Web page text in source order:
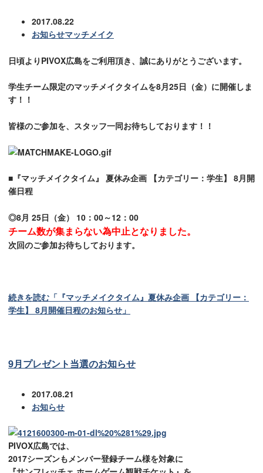
2017.08.22
お知らせマッチメイク
日頃よりPIVOX広島をご利用頂き、誠にありがとうございます。
学生チーム限定のマッチメイクタイムを8月25日（金）に開催しま
す！！
皆様のご参加を、スタッフ一同お待ちしております！！
■『マッチメイクタイム』 夏休み企画 【カテゴリー：学生】 8月開
催日程
◎8月 25日（金） 10：00～12：00
チーム数が集まらない為中止となりました。
次回のご参加お待ちしております。
続きを読む「『マッチメイクタイム』夏休み企画 【カテゴリー：
学生】 8月開催日程のお知らせ」
9月プレゼント当選のお知らせ
2017.08.21
お知らせ
PIVOX広島では、
2017シーズンもメンバー登録チーム様を対象に